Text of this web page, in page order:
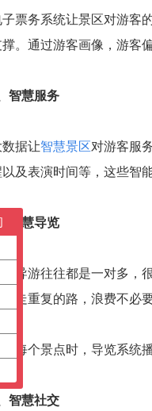
子票务系统让景区对游客
撑。通过游客画像，游客
智慧服务
数据让智慧景区对游客服
及表演时间等，这些智
智慧导览
区导游往往都是一对多，
免走重复的路，浪费不必
达每个景点时，导览系统
智慧社交